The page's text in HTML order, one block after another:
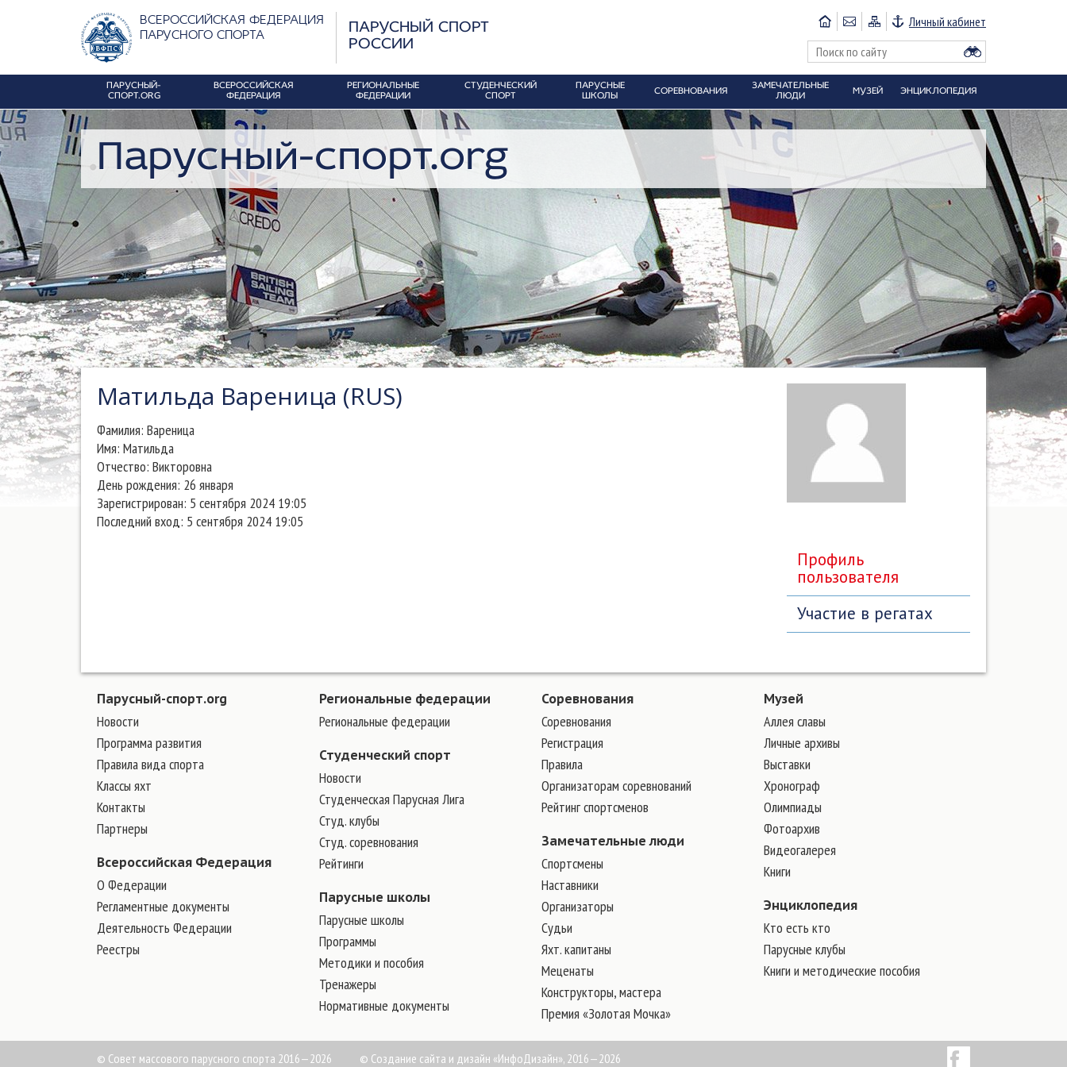
ВСЕРОССИЙСКАЯ ФЕДЕРАЦИЯ
ПАРУСНОГО СПОРТА
ПАРУСНЫЙ СПОРТ
РОССИИ
Личный кабинет
ПАРУСНЫЙ-
СПОРТ.ORG
ВСЕРОССИЙСКАЯ
ФЕДЕРАЦИЯ
РЕГИОНАЛЬНЫЕ
ФЕДЕРАЦИИ
СТУДЕНЧЕСКИЙ
СПОРТ
ПАРУСНЫЕ
ШКОЛЫ
СОРЕВНОВАНИЯ
ЗАМЕЧАТЕЛЬНЫЕ
ЛЮДИ
МУЗЕЙ ЭНЦИКЛОПЕДИЯ
Парусный-спорт.org
Матильда Вареница (RUS)
Фамилия: Вареница
Имя: Матильда
Отчество: Викторовна
День рождения: 26 января
Зарегистрирован: 5 сентября 2024 19:05
Последний вход: 5 сентября 2024 19:05
Профиль
пользователя
Участие в регатах
Парусный-спорт.org
Новости
Программа развития
Правила вида спорта
Классы яхт
Контакты
Партнеры
Всероссийская Федерация
О Федерации
Регламентные документы
Деятельность Федерации
Реестры
Региональные федерации
Региональные федерации
Студенческий спорт
Новости
Студенческая Парусная Лига
Студ. клубы
Студ. соревнования
Рейтинги
Парусные школы
Парусные школы
Программы
Методики и пособия
Тренажеры
Нормативные документы
Соревнования
Соревнования
Регистрация
Правила
Организаторам соревнований
Рейтинг спортсменов
Замечательные люди
Cпортсмены
Наставники
Организаторы
Судьи
Яхт. капитаны
Меценаты
Конструкторы, мастера
Премия «Золотая Мочка»
Музей
Аллея славы
Личные архивы
Выставки
Хронограф
Олимпиады
Фотоархив
Видеогалерея
Книги
Энциклопедия
Кто есть кто
Парусные клубы
Книги и методические пособия
© Совет массового парусного спорта 2016—2026 © Создание сайта и дизайн «ИнфоДизайн», 2016—2026